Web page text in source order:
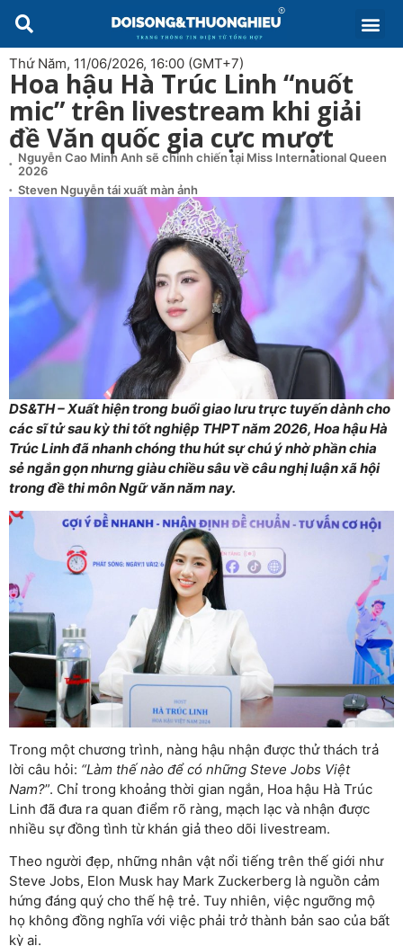
Thứ Năm, 11/06/2026, 16:00 (GMT+7)
Hoa hậu Hà Trúc Linh “nuốt
mic” trên livestream khi giải
đề Văn quốc gia cực mượt
Nguyễn Cao Minh Anh sẽ chinh chiến tại Miss International Queen
2026
Steven Nguyễn tái xuất màn ảnh
DS&TH – Xuất hiện trong buổi giao lưu trực tuyến dành cho
các sĩ tử sau kỳ thi tốt nghiệp THPT năm 2026, Hoa hậu Hà
Trúc Linh đã nhanh chóng thu hút sự chú ý nhờ phần chia
sẻ ngắn gọn nhưng giàu chiều sâu về câu nghị luận xã hội
trong đề thi môn Ngữ văn năm nay.
Trong một chương trình, nàng hậu nhận được thử thách trả
lời câu hỏi: “Làm thế nào để có những Steve Jobs Việt
Nam?”. Chỉ trong khoảng thời gian ngắn, Hoa hậu Hà Trúc
Linh đã đưa ra quan điểm rõ ràng, mạch lạc và nhận được
nhiều sự đồng tình từ khán giả theo dõi livestream.
Theo người đẹp, những nhân vật nổi tiếng trên thế giới như
Steve Jobs, Elon Musk hay Mark Zuckerberg là nguồn cảm
hứng đáng quý cho thế hệ trẻ. Tuy nhiên, việc ngưỡng mộ
họ không đồng nghĩa với việc phải trở thành bản sao của bất
kỳ ai.